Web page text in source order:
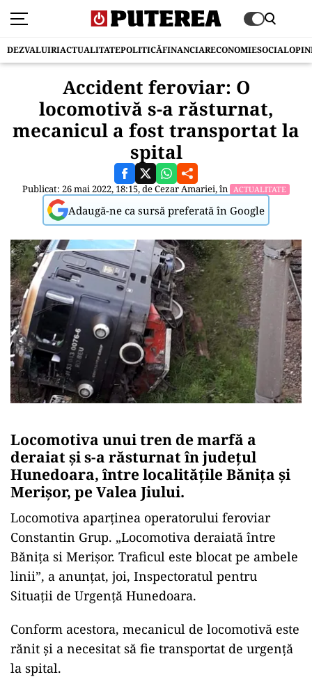
DEZVALUIRIACTUALITATEPOLITICĂFINANCIARECONOMIESOCIAL
Accident feroviar: O
locomotivă s-a răsturnat,
mecanicul a fost transportat la
spital
Publicat: 26 mai 2022, 18:15, deCezar Amariei, în ACTUALITATE
Adaugă-ne ca sursă preferată în Google
Locomotiva unui tren de marfă a
deraiat și s-a răsturnat în județul
Hunedoara, între localitățile Bănița și
Merișor, pe Valea Jiului.
Locomotiva aparținea operatorului feroviar
Constantin Grup. „Locomotiva deraiată între
Băniţa si Merişor. Traficul este blocat pe ambele
linii”, a anunţat, joi, Inspectoratul pentru
Situaţii de Urgenţă Hunedoara.
Conform acestora, mecanicul de locomotivă este
rănit și a necesitat să fie transportat de urgență
la spital.